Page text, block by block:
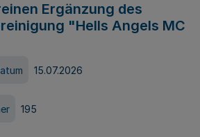
Ergänzung des
"Hells Angels MC
15.07.2026
195